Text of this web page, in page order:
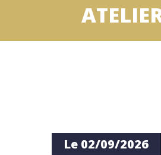
Le 02/09/2026